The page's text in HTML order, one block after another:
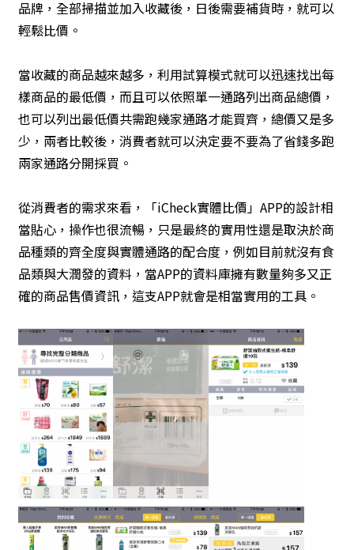
品牌，全部掃描並加入收藏後，日後需要補貨時，就可以
輕鬆比價。
當收藏的商品越來越多，利用試算模式就可以迅速找出每
樣商品的最低價，而且可以依照單一通路列出商品總價，
也可以列出最低價共需跑幾家通路才能買齊，總價又是多
少，兩者比較後，消費者就可以決定要不要為了省錢多跑
兩家通路分開採買。
從消費者的需求來看，「iCheck實體比價」APP的設計相
當貼心，操作也很流暢，只是最終的實用性還是取決於商
品種類的齊全度與實體通路的配合度，例如目前就沒有食
品類與大潤發的資料，當APP的資料庫擁有數量夠多又正
確的商品售價資訊，這支APP就會是相當實用的工具。